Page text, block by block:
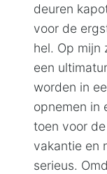
deuren
voor de
hel. Op mijn
een
worden in
opnemen in
toen voor
vakantie en
serieus.